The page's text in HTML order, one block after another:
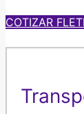
COTIZAR